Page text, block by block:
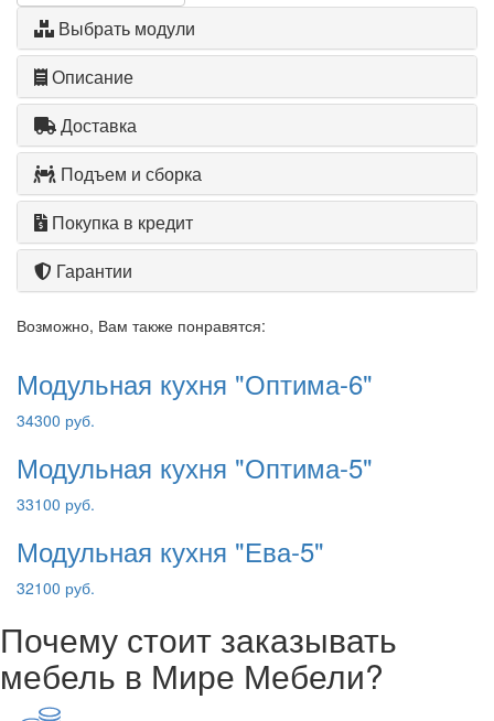
Выбрать модули
Описание
Доставка
Подъем и сборка
Покупка в кредит
Гарантии
Возможно, Вам также понравятся:
Модульная кухня "Оптима-6"
34300 руб.
Модульная кухня "Оптима-5"
33100 руб.
Модульная кухня "Ева-5"
32100 руб.
Почему стоит заказывать
мебель в Мире Мебели?